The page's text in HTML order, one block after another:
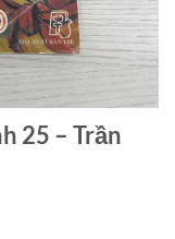
25 – Trần